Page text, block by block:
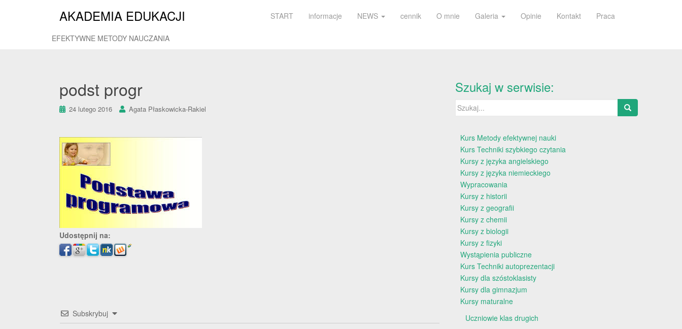
AKADEMIA EDUKACJI
EFEKTYWNE METODY NAUCZANIA
START informacje NEWS cennik O mnie Galeria Opinie Kontakt Praca
podst progr
24 lutego 2016 Agata Płaskowicka-Rakiel
Udostępnij na:
Subskrybuj
Szukaj w serwisie:
Szukaj:
Kurs Metody efektywnej nauki
Kurs Techniki szybkiego czytania
Kursy z języka angielskiego
Kursy z języka niemieckiego
Wypracowania
Kursy z historii
Kursy z geografii
Kursy z chemii
Kursy z biologii
Kursy z fizyki
Wystąpienia publiczne
Kurs Techniki autoprezentacji
Kursy dla szóstoklasisty
Kursy dla gimnazjum
Kursy maturalne
Uczniowie klas drugich